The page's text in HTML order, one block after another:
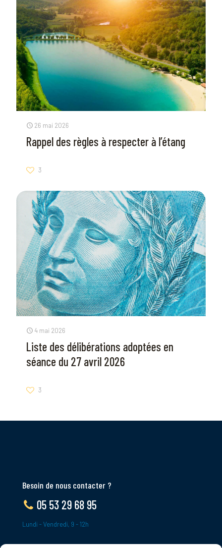
26 mai 2026
Rappel des règles à respecter à l’étang
3
4 mai 2026
Liste des délibérations adoptées en
séance du 27 avril 2026
3
Besoin de nous contacter ?
05 53 29 68 95
Lundi - Vendredi, 9 - 12h